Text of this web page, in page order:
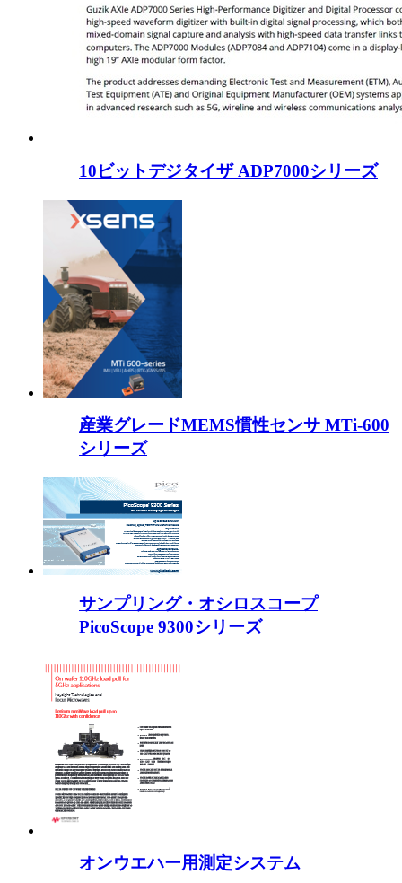
10ビットデジタイザ ADP7000シリーズ
産業グレードMEMS慣性センサ MTi-600
シリーズ
サンプリング・オシロスコープ
PicoScope 9300シリーズ
オンウエハー用測定システム